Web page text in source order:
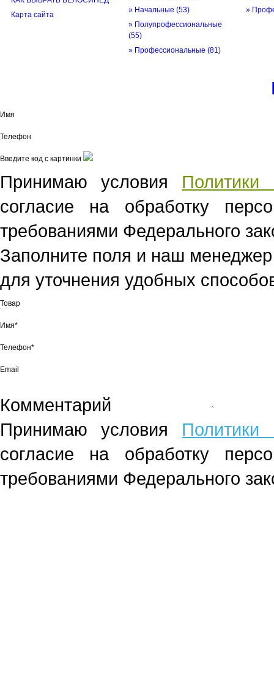
Карта сайта
» Начальные (53)
» Полупрофессиональные
(55)
» Профессиональные (81)
»
Имя
Телефон
Введите код с картинки
Принимаю условия Политики
согласие на обработку
требованиями Федерального
Заполните поля и наш
для уточнения удобных
Товар
Имя*
Телефон*
Email
Комментарий
Принимаю условия Политики
согласие на обработку
требованиями Федерального